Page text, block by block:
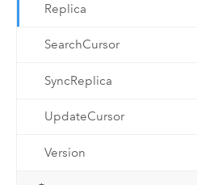
Replica
SearchCursor
SyncReplica
UpdateCursor
Version